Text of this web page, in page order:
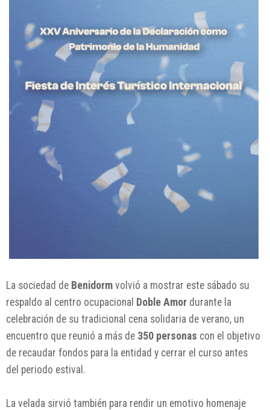
La sociedad de Benidorm volvió a mostrar este sábado su
respaldo al centro ocupacional Doble Amor durante la
celebración de su tradicional cena solidaria de verano, un
encuentro que reunió a más de 350 personas con el objetivo
de recaudar fondos para la entidad y cerrar el curso antes
del periodo estival.
La velada sirvió también para rendir un emotivo homenaje